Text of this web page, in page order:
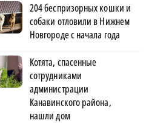
204 беспризорных кошки и
собаки отловили в Нижнем
Новгороде с начала года
Котята, спасенные
сотрудниками
администрации
Канавинского района,
нашли дом